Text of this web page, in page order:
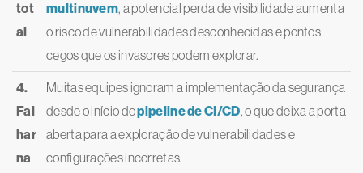
tot
al
multinuvem, a potencial perda de visibilidade aumenta
o risco de vulnerabilidades desconhecidas e pontos
cegos que os invasores podem explorar.
4.
Fal
har
na
Muitas equipes ignoram a implementação da segurança
desde o início dopipeline de CI/CD, o que deixa a porta
aberta para a exploração de vulnerabilidades e
configurações incorretas.